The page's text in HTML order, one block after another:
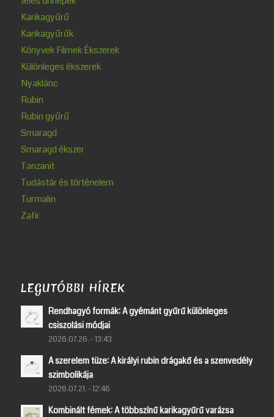
Karikagyűrű
Karikagyűrűk
Könyvek Filmek Ékszerek
Különleges ékszerek
Nyaklánc
Rubin
Rubin gyűrű
Smaragd
Smaragd ékszer
Tanzanit
Tudástár és történelem
Turmalin
Zafír
LEGUTÓBBI HÍREK
Rendhagyó formák: A gyémánt gyűrű különleges
csiszolási módjai
2026.07.26. - 13:43
A szerelem tüze: A királyi rubin drágakő és a szenvedély
szimbolikája
2026.07.21. - 12:46
Kombinált fémek: A többszínű karikagyűrű varázsa